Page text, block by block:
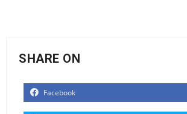
SHARE ON
Facebook